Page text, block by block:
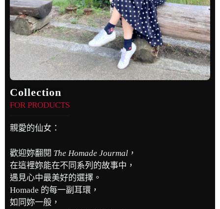
Collection
FOR PRODUCTS
親愛的仙女：
歡迎妳翻閱 The Homade Jourmal ，
在這裡妳能在不同系列的故事中，
遇見心中最美好的選擇。
Homade 的每一副耳環，
如同妳一般，